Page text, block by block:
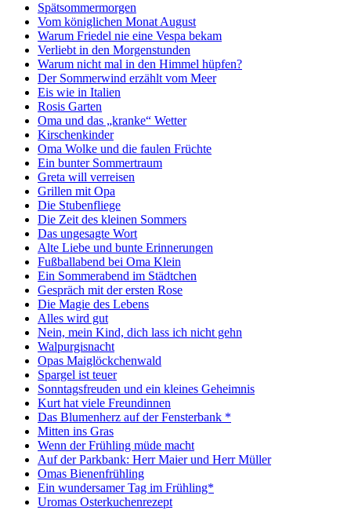
Spätsommermorgen
Vom königlichen Monat August
Warum Friedel nie eine Vespa bekam
Verliebt in den Morgenstunden
Warum nicht mal in den Himmel hüpfen?
Der Sommerwind erzählt vom Meer
Eis wie in Italien
Rosis Garten
Oma und das „kranke“ Wetter
Kirschenkinder
Oma Wolke und die faulen Früchte
Ein bunter Sommertraum
Greta will verreisen
Grillen mit Opa
Die Stubenfliege
Die Zeit des kleinen Sommers
Das ungesagte Wort
Alte Liebe und bunte Erinnerungen
Fußballabend bei Oma Klein
Ein Sommerabend im Städtchen
Gespräch mit der ersten Rose
Die Magie des Lebens
Alles wird gut
Nein, mein Kind, dich lass ich nicht gehn
Walpurgisnacht
Opas Maiglöckchenwald
Spargel ist teuer
Sonntagsfreuden und ein kleines Geheimnis
Kurt hat viele Freundinnen
Das Blumenherz auf der Fensterbank *
Mitten ins Gras
Wenn der Frühling müde macht
Auf der Parkbank: Herr Maier und Herr Müller
Omas Bienenfrühling
Ein wundersamer Tag im Frühling*
Uromas Osterkuchenrezept